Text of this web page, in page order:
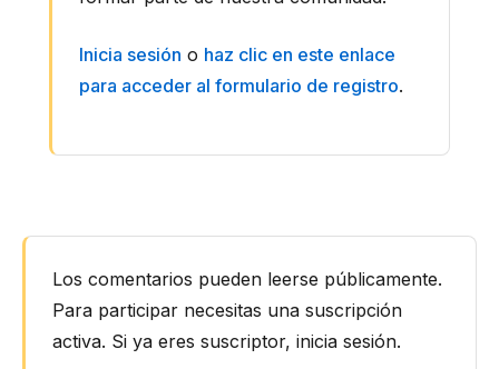
Inicia sesión o haz clic en este enlace
para acceder al formulario de registro.
Interacciones
con
los
lectores
Los comentarios pueden leerse públicamente.
Para participar necesitas una suscripción
activa. Si ya eres suscriptor, inicia sesión.